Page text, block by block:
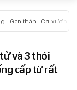
Gan thận Cơ xương
và 3 thói
cấp từ rất